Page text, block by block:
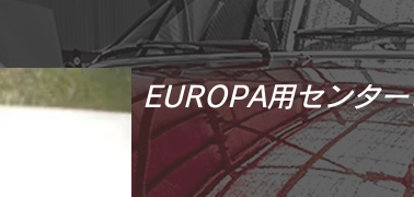
EUROPA用センタ